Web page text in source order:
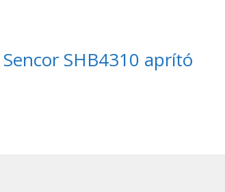
Sencor SHB4310 aprító